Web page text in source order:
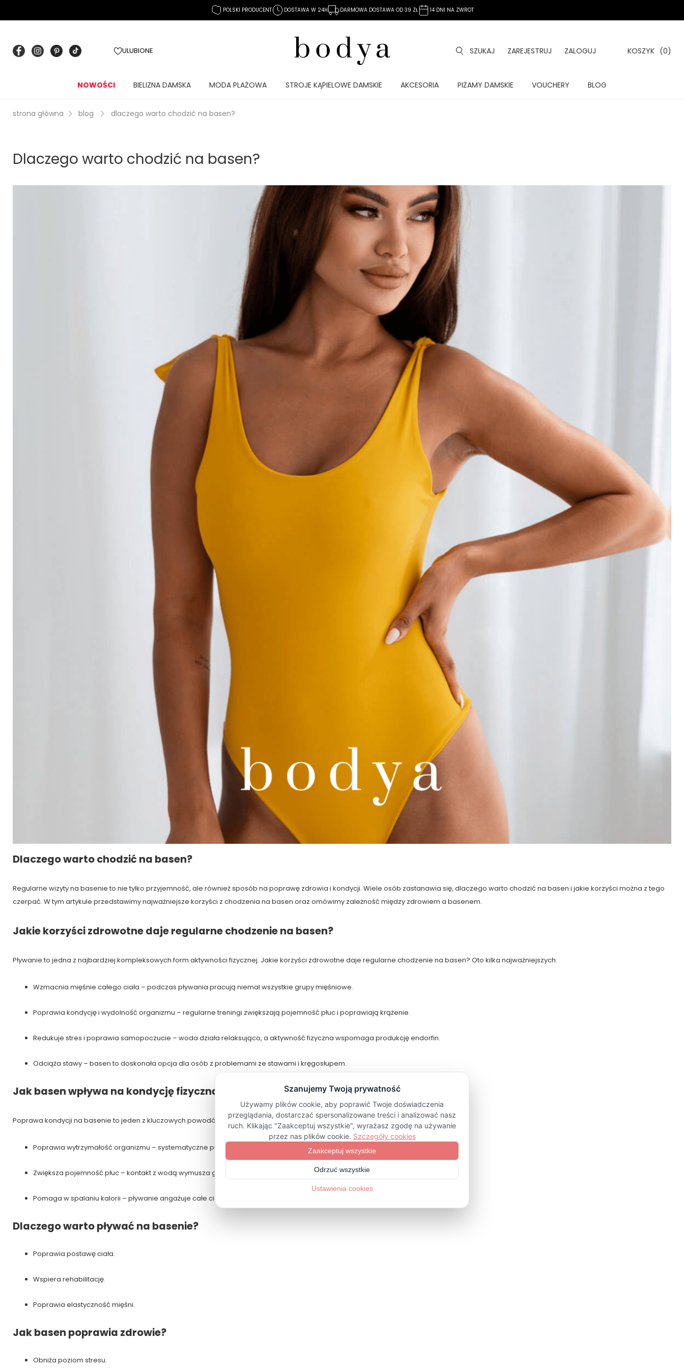
POLSKI PRODUCENT DOSTAWA W 24H DARMOWA DOSTAWA OD 39 ZŁ 14 DNI NA ZWROT
ULUBIONE SZUKAJ ZAREJESTRUJ ZALOGUJ KOSZYK (0)
NOWOŚCI BIELIZNA DAMSKA MODA PLAŻOWA STROJE KĄPIELOWE DAMSKIE AKCESORIA PIŻAMY DAMSKIE VOUCHERY BLOG
strona główna blog dlaczego warto chodzić na basen?
Dlaczego warto chodzić na basen?
Dlaczego warto chodzić na basen?
Regularne wizyty na basenie to nie tylko przyjemność, ale również sposób na poprawę zdrowia i kondycji. Wiele osób zastanawia się, dlaczego warto chodzić na basen i jakie korzyści można z tego
czerpać. W tym artykule przedstawimy najważniejsze korzyści z chodzenia na basen oraz omówimy zależność między zdrowiem a basenem.
Jakie korzyści zdrowotne daje regularne chodzenie na basen?
Pływanie to jedna z najbardziej kompleksowych form aktywności fizycznej. Jakie korzyści zdrowotne daje regularne chodzenie na basen? Oto kilka najważniejszych:
Wzmacnia mięśnie całego ciała – podczas pływania pracują niemal wszystkie grupy mięśniowe.
Poprawia kondycję i wydolność organizmu – regularne treningi zwiększają pojemność płuc i poprawiają krążenie.
Redukuje stres i poprawia samopoczucie – woda działa relaksująco, a aktywność fizyczna wspomaga produkcję endorfin.
Odciąża stawy – basen to doskonała opcja dla osób z problemami ze stawami i kręgosłupem.
Jak basen wpływa na kondycję fizyczną?
Poprawa kondycji na basenie to jeden z kluczowych powodów, dla których warto regularnie pływać.
Poprawia wytrzymałość organizmu – systematyczne pływanie wzmacnia układ sercowo-naczyniowy.
Zwiększa pojemność płuc – kontakt z wodą wymusza głębsze oddychanie.
Pomaga w spalaniu kalorii – pływanie angażuje całe ciało i wspomaga utratę tkanki tłuszczowej.
Dlaczego warto pływać na basenie?
Poprawia postawę ciała.
Wspiera rehabilitację.
Poprawia elastyczność mięśni.
Jak basen poprawia zdrowie?
Obniża poziom stresu.